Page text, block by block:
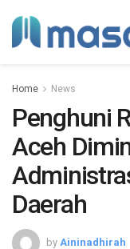
Home News
Penghuni
Aceh
Daerah
by Aininadhirah